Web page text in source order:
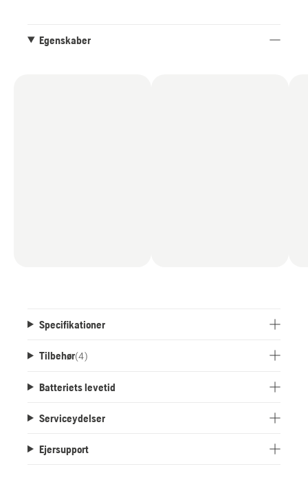
og krævende arbejdstimer. IPX4-standard til brug
Egenskaber
Specifikationer
Tilbehør(4)
Batteriets levetid
Serviceydelser
Ejersupport